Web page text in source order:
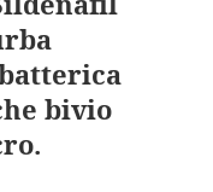
bivio